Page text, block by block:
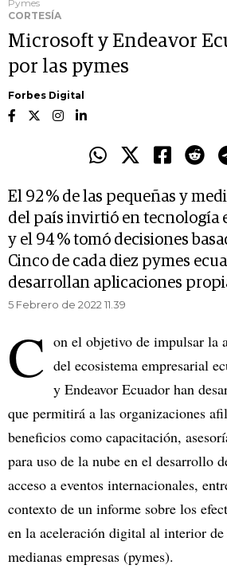
Pymes
CORTESÍA
Microsoft y Endeavor
por las pymes
Forbes Digital
El 92 % de las pequeñas y
del país invirtió en tecnología
y el 94 % tomó decisiones
Cinco de cada diez pymes
desarrollan aplicaciones
5 Febrero de 2022 11.39
C on el objetivo de impulsar la
del ecosistema empresarial
y Endeavor Ecuador han
que permitirá a las organizaciones
beneficios como capacitación,
para uso de la nube en el desarrollo
acceso a eventos internacionales,
contexto de un informe sobre los
en la aceleración digital al interior de
medianas empresas (pymes).